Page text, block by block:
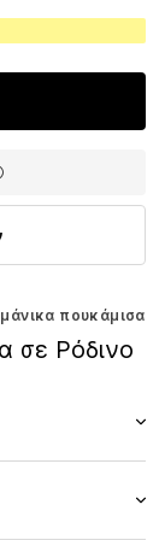
πουκάμισα
σε Ρόδινο